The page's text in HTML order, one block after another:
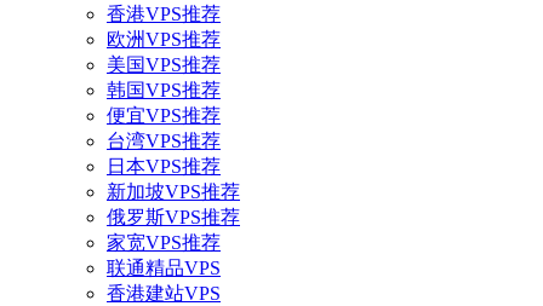
香港VPS推荐
欧洲VPS推荐
美国VPS推荐
韩国VPS推荐
便宜VPS推荐
台湾VPS推荐
日本VPS推荐
新加坡VPS推荐
俄罗斯VPS推荐
家宽VPS推荐
联通精品VPS
香港建站VPS